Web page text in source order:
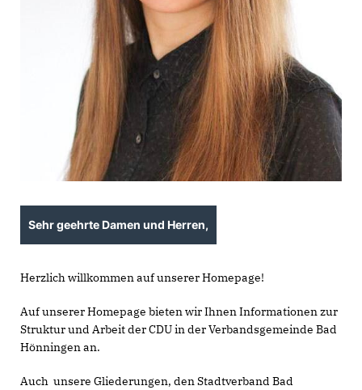
Sehr geehrte Damen und Herren,
Herzlich willkommen auf unserer Homepage!
Auf unserer Homepage bieten wir Ihnen Informationen zur
Struktur und Arbeit der CDU in der Verbandsgemeinde Bad
Hönningen an.
Auch unsere Gliederungen, den Stadtverband Bad